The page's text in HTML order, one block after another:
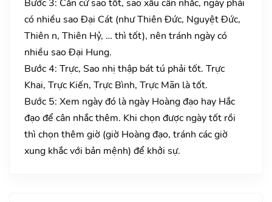
Bước 3: Căn cứ sao tốt, sao xấu cân nhắc, ngày phải
có nhiều sao Đại Cát (như Thiên Đức, Nguyệt Đức,
Thiên n, Thiên Hỷ, … thì tốt), nên tránh ngày có
nhiều sao Đại Hung.
Bước 4: Trực, Sao nhị thập bát tú phải tốt. Trực
Khai, Trực Kiến, Trực Bình, Trực Mãn là tốt.
Bước 5: Xem ngày đó là ngày Hoàng đạo hay Hắc
đạo để cân nhắc thêm. Khi chọn được ngày tốt rồi
thì chọn thêm giờ (giờ Hoàng đạo, tránh các giờ
xung khắc với bản mệnh) để khởi sự.